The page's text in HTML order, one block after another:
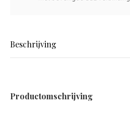
Beschrijving
Productomschrijving